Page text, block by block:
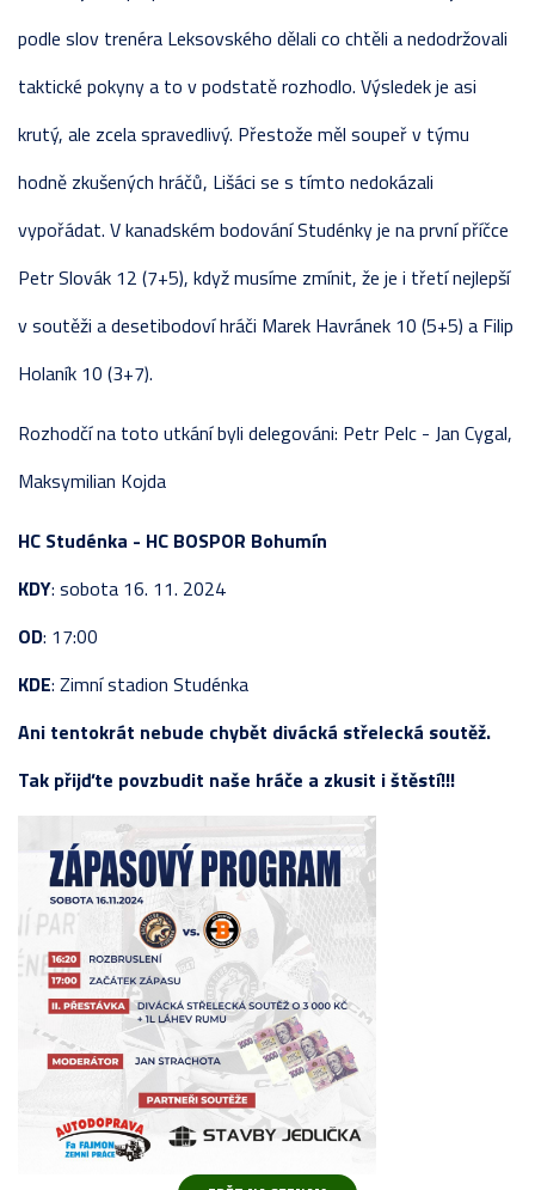
podle slov trenéra Leksovského dělali co chtěli a nedodržovali
taktické pokyny a to v podstatě rozhodlo. Výsledek je asi
krutý, ale zcela spravedlivý. Přestože měl soupeř v týmu
hodně zkušených hráčů, Lišáci se s tímto nedokázali
vypořádat. V kanadském bodování Studénky je na první příčce
Petr Slovák 12 (7+5), když musíme zmínit, že je i třetí nejlepší
v soutěži a desetibodoví hráči Marek Havránek 10 (5+5) a Filip
Holaník 10 (3+7).
Rozhodčí na toto utkání byli delegováni: Petr Pelc - Jan Cygal,
Maksymilian Kojda
HC Studénka - HC BOSPOR Bohumín
KDY: sobota 16. 11. 2024
OD: 17:00
KDE: Zimní stadion Studénka
Ani tentokrát nebude chybět divácká střelecká soutěž.
Tak přijďte povzbudit naše hráče a zkusit i štěstí!!!